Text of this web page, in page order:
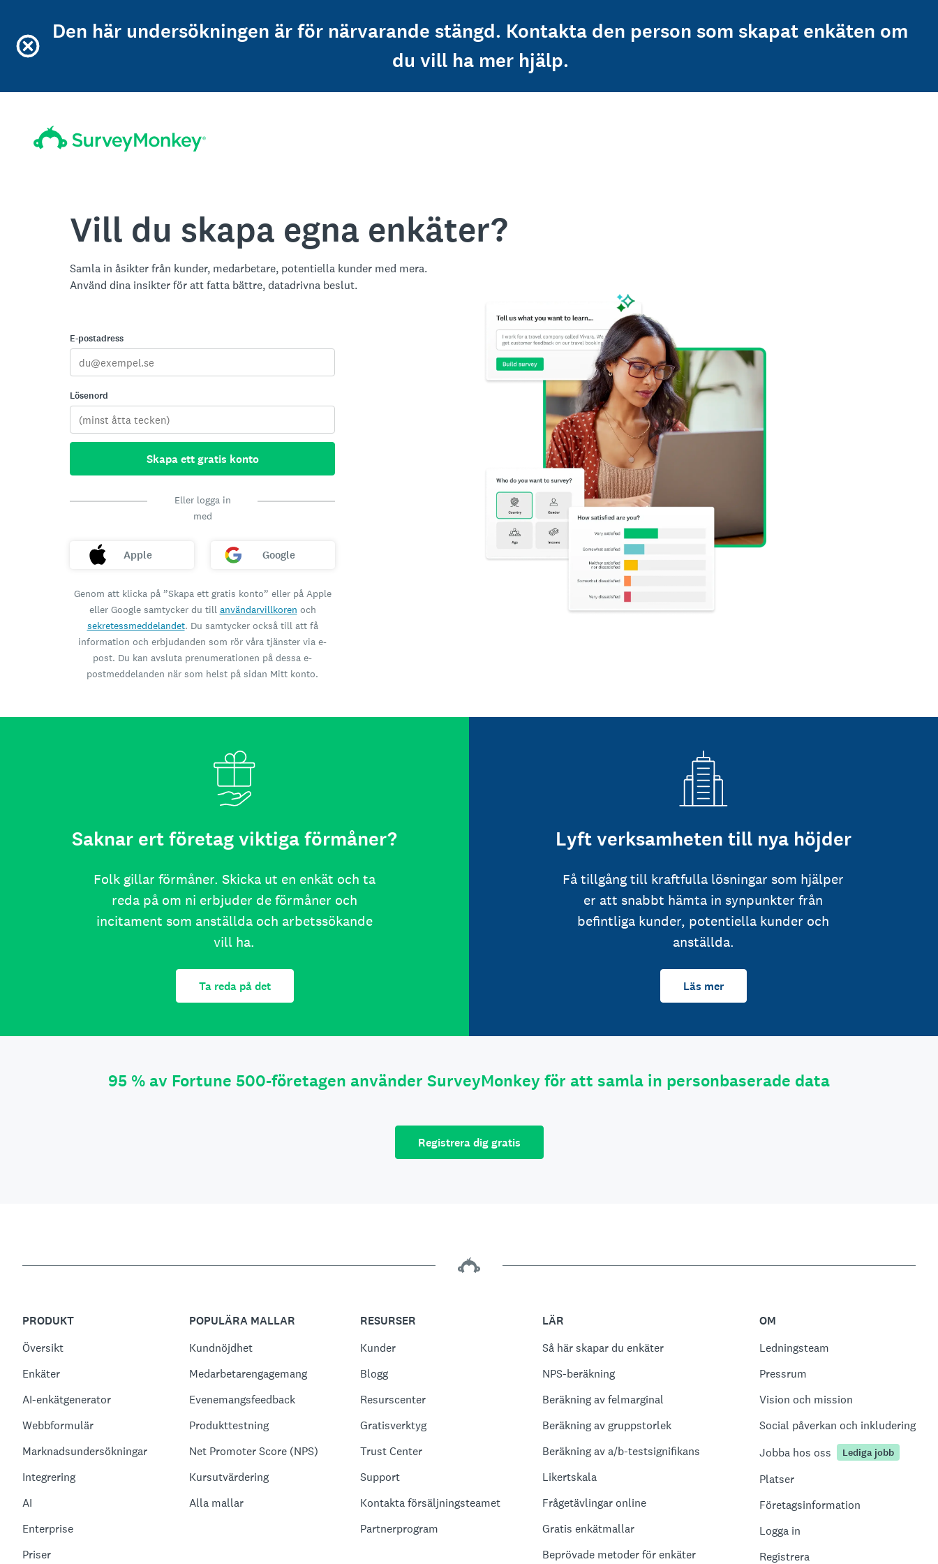
Den här undersökningen är för närvarande stängd. Kontakta den person som skapat enkäten om
du vill ha mer hjälp.
Vill du skapa egna enkäter?
Samla in åsikter från kunder, medarbetare, potentiella kunder med mera.
Använd dina insikter för att fatta bättre, datadrivna beslut.
E-postadress
Lösenord
Skapa ett gratis konto
Eller logga in
med
Apple Google
Genom att klicka på ”Skapa ett gratis konto” eller på Apple
eller Google samtycker du till användarvillkoren och
sekretessmeddelandet. Du samtycker också till att få
information och erbjudanden som rör våra tjänster via e-
post. Du kan avsluta prenumerationen på dessa e-
postmeddelanden när som helst på sidan Mitt konto.
Saknar ert företag viktiga förmåner?
Folk gillar förmåner. Skicka ut en enkät och ta
reda på om ni erbjuder de förmåner och
incitament som anställda och arbetssökande
vill ha.
Ta reda på det
Lyft verksamheten till nya höjder
Få tillgång till kraftfulla lösningar som hjälper
er att snabbt hämta in synpunkter från
befintliga kunder, potentiella kunder och
anställda.
Läs mer
95 % av Fortune 500-företagen använder SurveyMonkey för att samla in personbaserade data
Registrera dig gratis
PRODUKT
Översikt
Enkäter
AI-enkätgenerator
Webbformulär
Marknadsundersökningar
Integrering
AI
Enterprise
Priser
POPULÄRA MALLAR
Kundnöjdhet
Medarbetarengagemang
Evenemangsfeedback
Produkttestning
Net Promoter Score (NPS)
Kursutvärdering
Alla mallar
RESURSER
Kunder
Blogg
Resurscenter
Gratisverktyg
Trust Center
Support
Kontakta försäljningsteamet
Partnerprogram
LÄR
Så här skapar du enkäter
NPS-beräkning
Beräkning av felmarginal
Beräkning av gruppstorlek
Beräkning av a/b-testsignifikans
Likertskala
Frågetävlingar online
Gratis enkätmallar
Beprövade metoder för enkäter
OM
Ledningsteam
Pressrum
Vision och mission
Social påverkan och inkludering
Jobba hos oss
Lediga jobb
Platser
Företagsinformation
Logga in
Registrera